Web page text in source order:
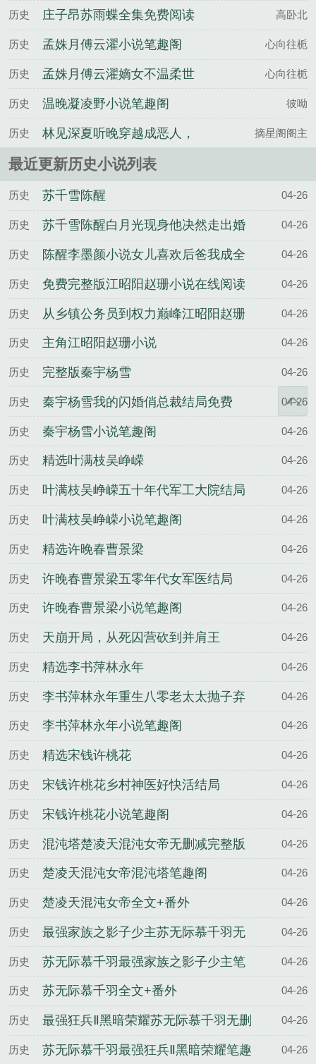
历史 庄子昂苏雨蝶全集免费阅读 高卧北
历史 孟姝月傅云濯小说笔趣阁 心向往栀
历史
孟姝月傅云濯嫡女不温柔世
子他超爱百度云
心向往栀
历史 温晚凝凌野小说笔趣阁 彼呦
历史
林见深夏听晚穿越成恶人，
我成了妹妹的救世主百度云
摘星阁阁主
最近更新历史小说列表
历史 苏千雪陈醒 04-26
历史
苏千雪陈醒白月光现身他决然走出婚
姻围城
04-26
历史
陈醒李墨颜小说女儿喜欢后爸我成全
他们一家三口
04-26
历史 免费完整版江昭阳赵珊小说在线阅读 04-26
历史
从乡镇公务员到权力巅峰江昭阳赵珊
结局
04-26
历史 主角江昭阳赵珊小说 04-26
历史 完整版秦宇杨雪 04-26
历史 秦宇杨雪我的闪婚俏总裁结局免费 04-26
历史 秦宇杨雪小说笔趣阁 04-26
历史 精选叶满枝吴峥嵘 04-26
历史 叶满枝吴峥嵘五十年代军工大院结局 04-26
历史 叶满枝吴峥嵘小说笔趣阁 04-26
历史 精选许晚春曹景梁 04-26
历史 许晚春曹景梁五零年代女军医结局 04-26
历史 许晚春曹景梁小说笔趣阁 04-26
历史 天崩开局，从死囚营砍到并肩王 04-26
历史 精选李书萍林永年 04-26
历史
李书萍林永年重生八零老太太抛子弃
女结局
04-26
历史 李书萍林永年小说笔趣阁 04-26
历史 精选宋钱许桃花 04-26
历史 宋钱许桃花乡村神医好快活结局 04-26
历史 宋钱许桃花小说笔趣阁 04-26
历史 混沌塔楚凌天混沌女帝无删减完整版 04-26
历史 楚凌天混沌女帝混沌塔笔趣阁 04-26
历史 楚凌天混沌女帝全文+番外 04-26
历史
最强家族之影子少主苏无际慕千羽无
删减完整版
04-26
历史
苏无际慕千羽最强家族之影子少主笔
趣阁
04-26
历史 苏无际慕千羽全文+番外 04-26
历史
最强狂兵Ⅱ黑暗荣耀苏无际慕千羽无删
减完整版
04-26
历史 苏无际慕千羽最强狂兵Ⅱ黑暗荣耀笔趣 04-26